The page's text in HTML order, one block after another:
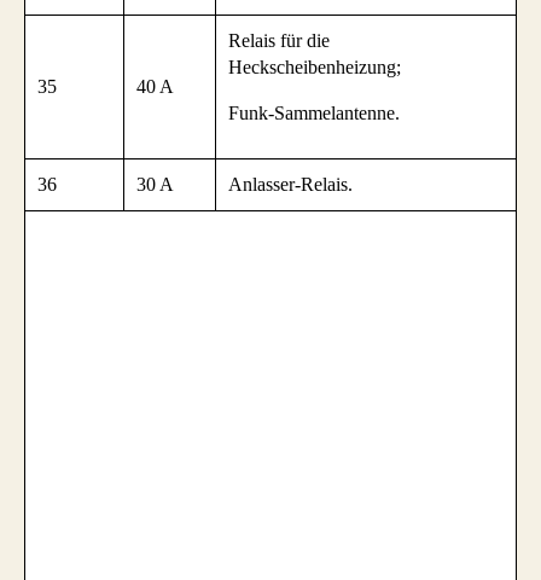
35 40 A
Relais für die
Heckscheibenheizung;
Funk-Sammelantenne.
36 30 A Anlasser-Relais.